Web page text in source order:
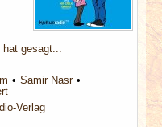
hat gesagt...
Samir Nasr
Verlag